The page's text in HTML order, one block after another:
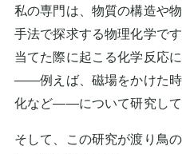
私の専門は、物質の構造や
手法で探求する物理化学で
当てた際に起こる化学反応
――例えば、磁場をかけた
化など――について研究して
そして、この研究が渡り鳥